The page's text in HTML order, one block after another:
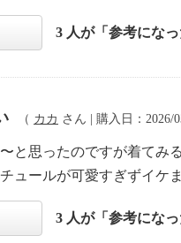
3 人が「参考にな
（ カカ さん | 購入日：2026/
と思ったのですが着て
ュールが可愛すぎずイケま
3 人が「参考にな